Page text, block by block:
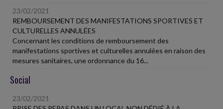
23/02/2021
REMBOURSEMENT DES MANIFESTATIONS SPORTIVES ET
CULTURELLES ANNULÉES
Concernant les conditions de remboursement des
manifestations sportives et culturelles annulées en raison des
mesures sanitaires, une ordonnance du 16...
Social
23/02/2021